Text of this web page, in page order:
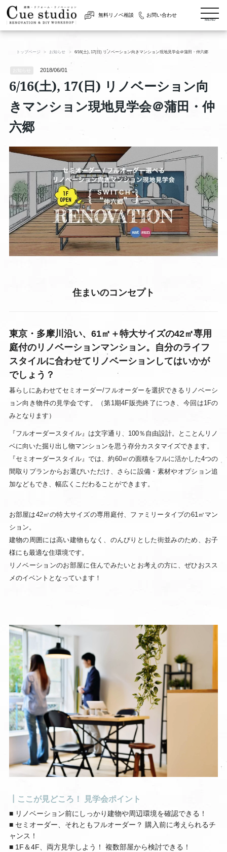
無料リノベ相談 お問い合わせ
MENU
トップページ お知らせ 6/16(土), 17(日) リノベーション向きマンション現地見学会＠蒲田・仲六郷
2018/06/01
6/16(土), 17(日) リノベーション向
きマンション現地見学会＠蒲田・仲
六郷
住まいのコンセプト
東京・多摩川沿い、61㎡＋特大サイズの42㎡専用
庭付のリノベーションマンション。自分のライフ
スタイルに合わせてリノベーションしてはいかが
でしょう？
暮らしにあわせてセミオーダー/フルオーダーを選択できるリノベーシ
ョン向き物件の見学会です。（第1期4F販売終了につき、今回は1Fの
みとなります）
『フルオーダースタイル』は文字通り、100％自由設計。とことんリノ
ベに向いた掘り出し物マンションを思う存分カスタマイズできます。
『セミオーダースタイル』では、約60㎡の面積をフルに活かした4つの
間取りプランからお選びいただけ、さらに設備・素材やオプション追
加などもでき、幅広くこだわることができます。
お部屋は42㎡の特大サイズの専用庭付、ファミリータイプの61㎡マン
ション。
建物の周囲には高い建物もなく、のんびりとした街並みのため、お子
様にも最適な住環境です。
リノベーションのお部屋に住んでみたいとお考えの方に、ぜひおスス
メのイベントとなっています！
┃ここが見どころ！ 見学会ポイント
■ リノベーション前にしっかり建物や周辺環境を確認できる！
■ セミオーダー、それともフルオーダー？ 購入前に考えられるチ
ャンス！
■ 1F＆4F、両方見学しよう！ 複数部屋から検討できる！